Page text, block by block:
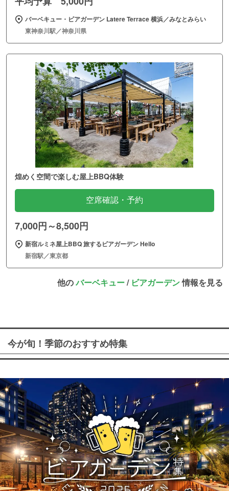
バーベキュー・ビアガーデン Latere Terrace 横浜／みなとみらい
東神奈川駅／神奈川県
煌めく空間で楽しむ屋上BBQ体験
空席確認・予約
7,000円～8,500円
新宿ルミネ屋上BBQ 旅するビアガーデン Hello
新宿駅／東京都
他のバーベキュー/ ビアガーデン情報を見る
今が旬！季節のおすすめ特集